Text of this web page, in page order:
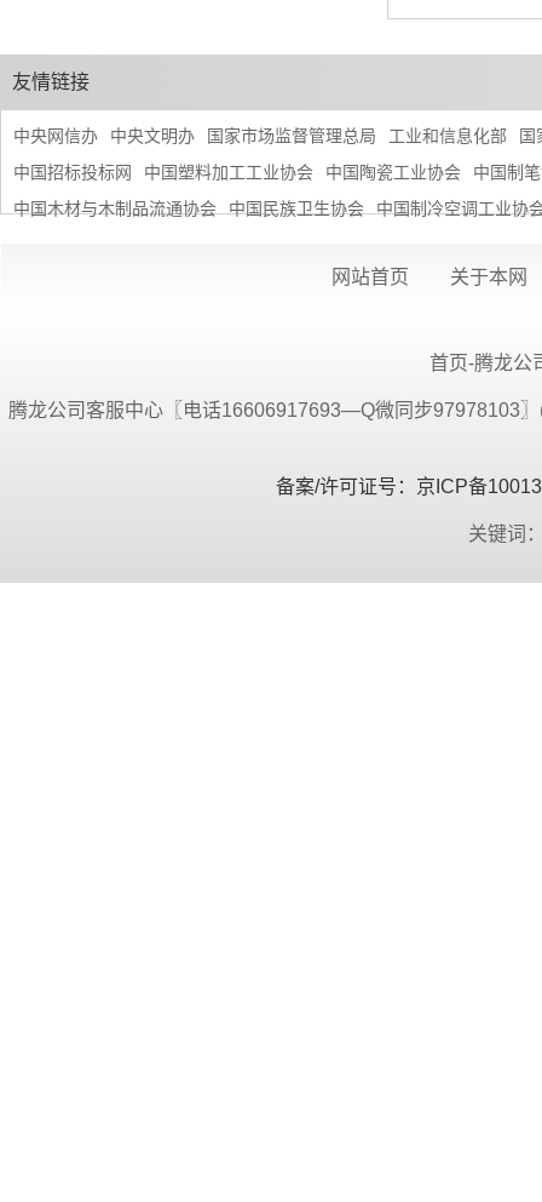
友情链接
中央网信办 中央文明办 国家市场监督管理总局 工业和信息化部
国
中国招标投标网
中国塑料加工工业协会 中国陶瓷工业协会
中国制
中国木材与木制品流通协会
中国民族卫生协会 中国制冷空调工业协
网站首页 关于本网
首页-腾龙公
腾龙公司客服中心〖电话16606917693—Q微同步97978103
备案/许可证号：京ICP备
关键词